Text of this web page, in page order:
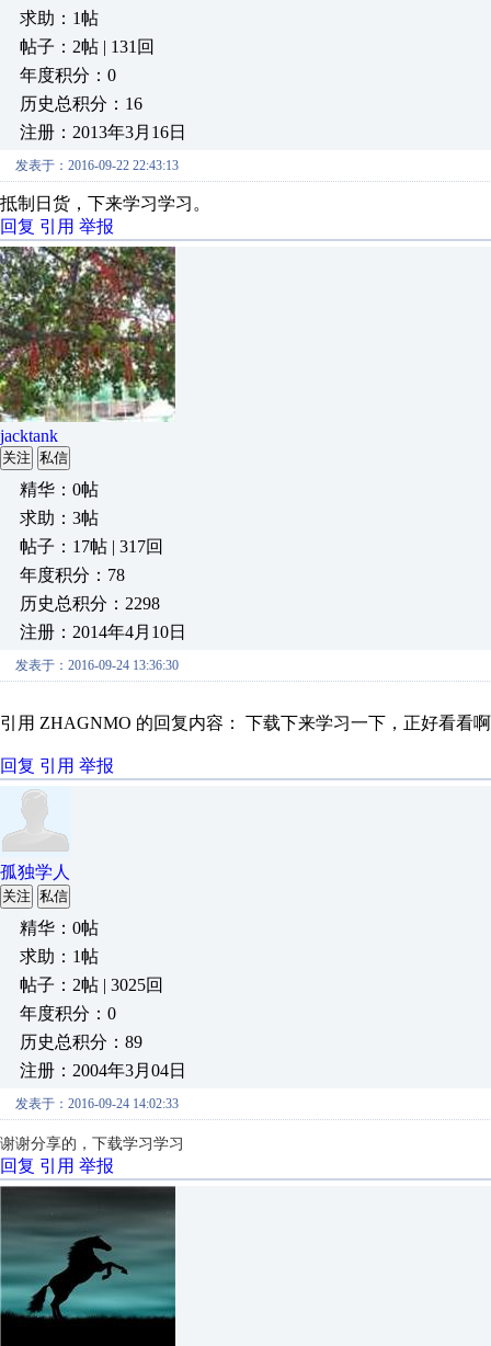
求助：1帖
帖子：2帖 | 131回
年度积分：0
历史总积分：16
注册：2013年3月16日
发表于：2016-09-22 22:43:13
抵制日货，下来学习学习。
回复 引用 举报
jacktank
关注 私信
精华：0帖
求助：3帖
帖子：17帖 | 317回
年度积分：78
历史总积分：2298
注册：2014年4月10日
发表于：2016-09-24 13:36:30
引用 ZHAGNMO 的回复内容： 下载下来学习一下，正好看看
回复 引用 举报
孤独学人
关注 私信
精华：0帖
求助：1帖
帖子：2帖 | 3025回
年度积分：0
历史总积分：89
注册：2004年3月04日
发表于：2016-09-24 14:02:33
谢谢分享的，下载学习学习
回复 引用 举报